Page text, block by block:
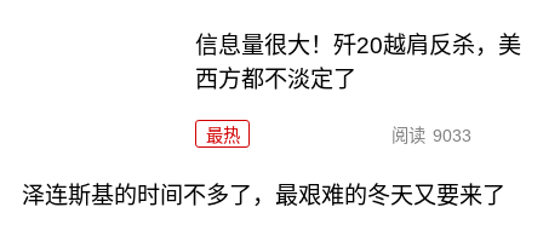
信息量很大！歼20越肩反杀，美
西方都不淡定了
最热 阅读 9033
泽连斯基的时间不多了，最艰难的冬天又要来了